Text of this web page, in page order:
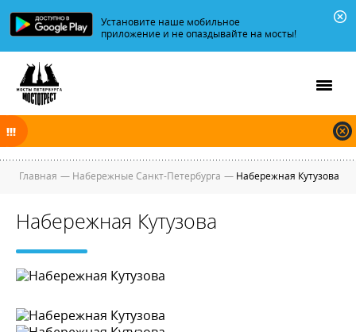
Установите наше мобильное
приложение и не опаздывайте на мосты!
В ночь на 06.08.2026 мосты по Неве и Большой Неве разводятся по
графику.
Главная — Набережные Санкт-Петербурга — Набережная Кутузова
Набережная Кутузова